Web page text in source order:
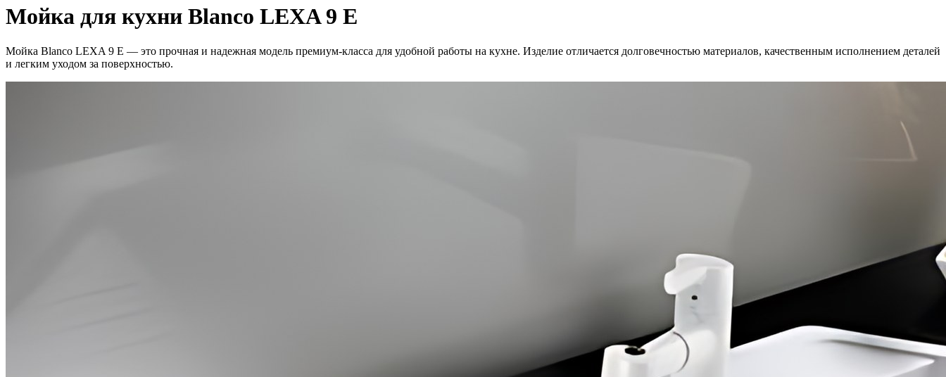
Мойка для кухни Blanco LEXA 9 E
Мойка Blanco LEXA 9 E — это прочная и надежная модель премиум-класса для удобной работы на кухне. Изделие отличается долговечностью материалов, качественным исполнением деталей
и легким уходом за поверхностью.